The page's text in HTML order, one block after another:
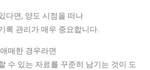
다면, 양도 시점을 떠나
록 관리가 매우 중요합니다.
매한 경우라면
수 있는 자료를 꾸준히 남기는 것이 도